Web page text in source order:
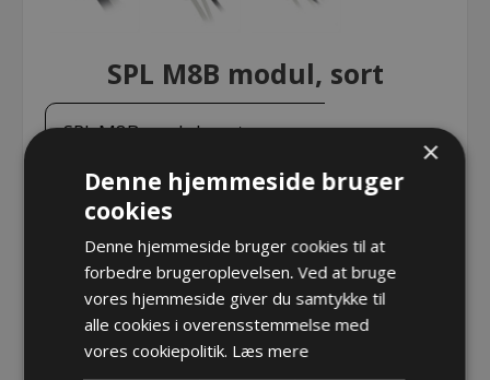
SPL M8B modul, sort
SPL M8B modul, sort
SPL M8B modul, sort
Varenr.: DE1731053065
Producent: Detas SpA
Opret konto for at se priser
×
Denne hjemmeside bruger
cookies
Denne hjemmeside bruger cookies til at
forbedre brugeroplevelsen. Ved at bruge
vores hjemmeside giver du samtykke til
alle cookies i overensstemmelse med
vores cookiepolitik. Læs mere